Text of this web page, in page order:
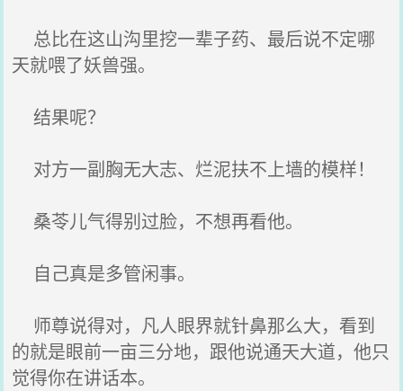
总比在这山沟里挖一辈子药、最后说不定哪
天就喂了妖兽强。
结果呢？
对方一副胸无大志、烂泥扶不上墙的模样！
桑苓儿气得别过脸，不想再看他。
自己真是多管闲事。
师尊说得对，凡人眼界就针鼻那么大，看到
的就是眼前一亩三分地，跟他说通天大道，他只
觉得你在讲话本。